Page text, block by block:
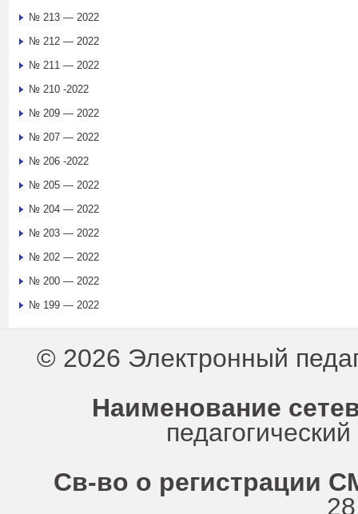
№ 213 — 2022
№ 212 — 2022
№ 211 — 2022
№ 210 -2022
№ 209 — 2022
№ 207 — 2022
№ 206 -2022
№ 205 — 2022
№ 204 — 2022
№ 203 — 2022
№ 202 — 2022
№ 200 — 2022
№ 199 — 2022
© 2026 Электронный
Наименование
Св-во о регистрации